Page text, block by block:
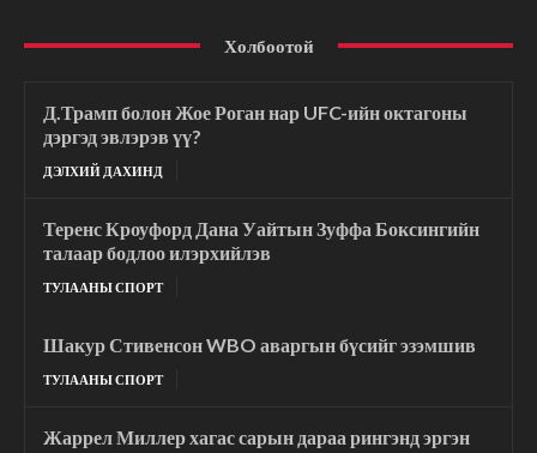
Холбоотой
Д.Трамп болон Жое Роган нар UFC-ийн октагоны
дэргэд эвлэрэв үү?
ДЭЛХИЙ ДАХИНД
Теренс Кроуфорд Дана Уайтын Зуффа Боксингийн
талаар бодлоо илэрхийлэв
ТУЛААНЫ СПОРТ
Шакур Стивенсон WBO аваргын бүсийг эзэмшив
ТУЛААНЫ СПОРТ
Жаррел Миллер хагас сарын дараа рингэнд эргэн